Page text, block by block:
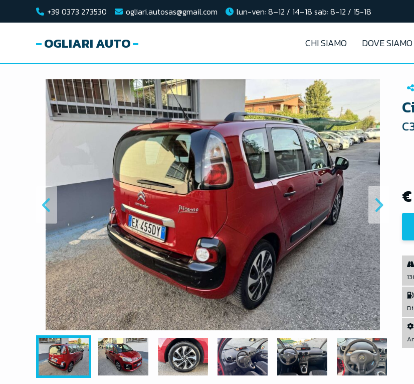
+39 0373 273530 ogliari.autosas@gmail.com lun-ven: 8–12 / 14–18 sab: 8-12 / 15-18
OGLIARI AUTO CHI SIAMO DOVE SIAMO